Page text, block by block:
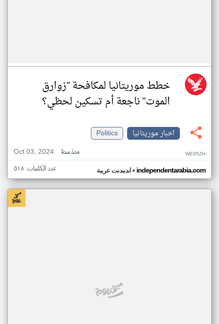
خطط موريتانيا لمكافحة "زوارق
الموت" ناجعة أم تسكين لحظي؟
اخبار موريتانيا
Politics
Oct 03, 2024
منذ سنة WE05ZH
اندبندنت عربية• independentarabia.com عدد الكلمات: ٥١٨